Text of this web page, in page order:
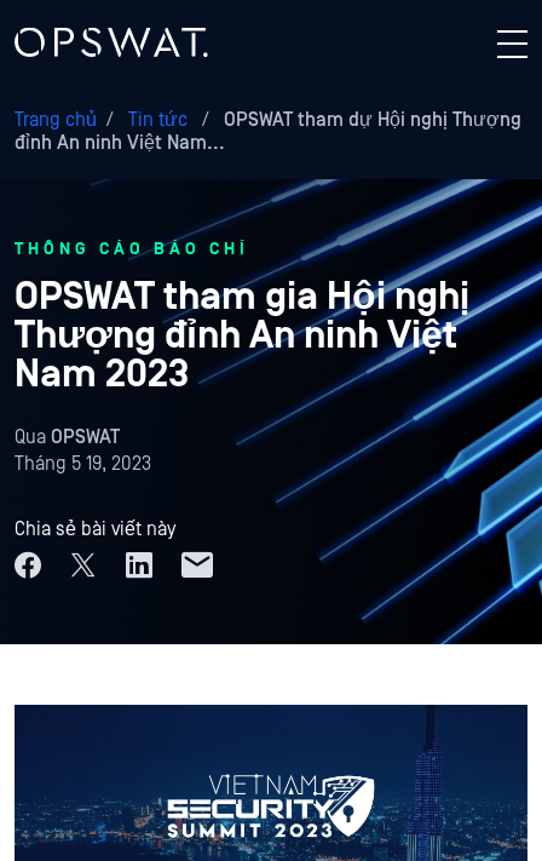
Trang chủ / Tin tức /
OPSWAT tham dự Hội nghị Thượng
đỉnh An ninh Việt Nam...
THÔNG CÁO BÁO CHÍ
OPSWAT tham gia Hội nghị
Thượng đỉnh An ninh Việt
Nam 2023
Qua OPSWAT
Tháng 5 19, 2023
Chia sẻ bài viết này